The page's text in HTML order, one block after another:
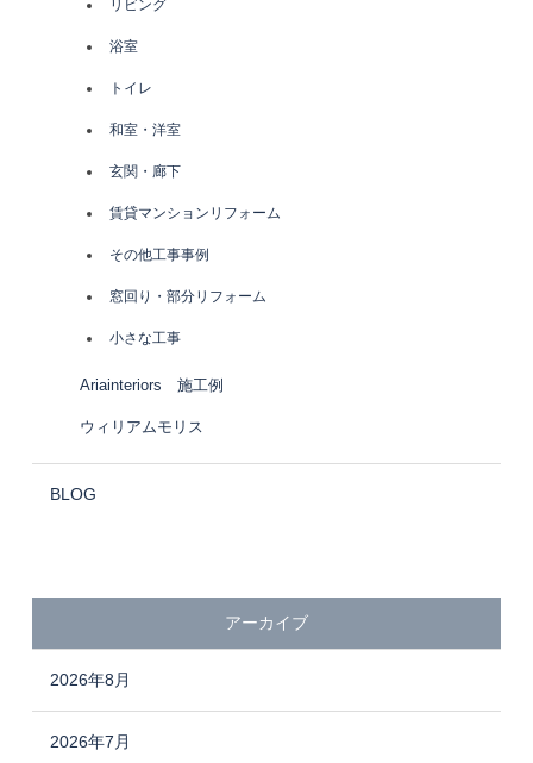
リビング
浴室
トイレ
和室・洋室
玄関・廊下
賃貸マンションリフォーム
その他工事事例
窓回り・部分リフォーム
小さな工事
Ariainteriors 施工例
ウィリアムモリス
BLOG
アーカイブ
2026年8月
2026年7月